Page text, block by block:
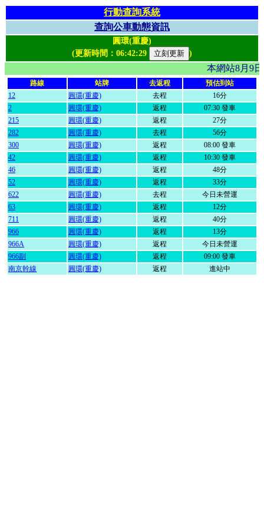
行動查詢系統
查詢公車動態資訊
圓環(重慶)
(更新時間： 06:42:29 )
本網站8月9
路線 站牌 去返程
預估到站
12
圓環(重慶) 去程
16分
2
圓環(重慶) 返程
07:30 發車
215
圓環(重慶) 返程
27分
282
圓環(重慶) 去程
56分
300
圓環(重慶) 返程
08:00 發車
42
圓環(重慶) 返程
10:30 發車
46
圓環(重慶) 返程
48分
52
圓環(重慶) 返程
33分
622
圓環(重慶) 去程
今日未營運
63
圓環(重慶) 返程
12分
711
圓環(重慶) 返程
40分
966
圓環(重慶) 返程
13分
966A
圓環(重慶) 返程
今日未營運
966副
圓環(重慶) 返程
09:00 發車
南京幹線
圓環(重慶) 返程 進站中